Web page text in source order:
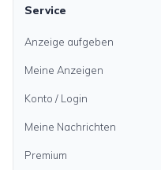
Service
Anzeige aufgeben
Meine Anzeigen
Konto / Login
Meine Nachrichten
Premium